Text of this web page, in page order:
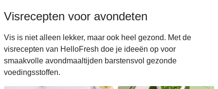
Visrecepten voor avondeten
Vis is niet alleen lekker, maar ook heel gezond. Met de
visrecepten van HelloFresh doe je ideeën op voor
smaakvolle avondmaaltijden barstensvol gezonde
voedingsstoffen.